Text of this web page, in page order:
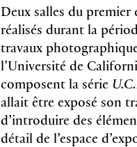
Deux salles du premier
réalisés durant la
travaux
l’Université de
composent la série
allait être exposé son
d’introduire des
détail de l’espace